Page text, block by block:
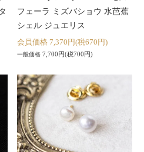
フェーラ ミズバショウ 水芭蕉
シェル ジュエリス
会員価格 7,370円(税670円)
一般価格 7,700円(税700円)